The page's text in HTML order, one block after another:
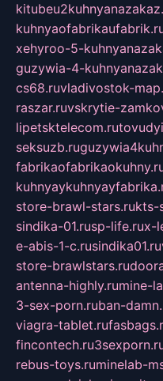
xehyroo-5-
guzywia-4-
cs68.ruvladivostok-
raszar.ruvskrytie-
lipetsktelecom.ru
seksuzb.ru
store-brawl-stars.rukts-
sindika-01.rusp-life.rux-
e-abis-1-c.rusindika01.ru
store-brawlstars.ru
antenna-highly.rumine-
3-sex-porn.ruban-
viagra-tablet.ru
fincontech.ru
rebus-toys.ruminelab-